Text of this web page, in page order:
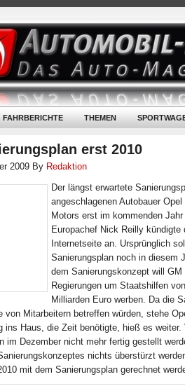
FAHRBERICHTE THEMEN
erst 2010
2009 By Redaktion
Der längst erwartete
angeschlagenen Autobauer Opel
Motors erst im kommenden
Europachef Nick Reilly kündigte
Internetseite an. Ursprünglich
Sanierungsplan noch in diesem
dem Sanierungskonzept will GM
Regierungen um Staatshilfen
Milliarden Euro werben. Da die
von Mitarbeitern betreffen würden, stehe
ins Haus, die Zeit benötigte, hieß es weiter.
im Dezember nicht mehr fertig gestellt
nichts überstürzt
mit dem Sanierungsplan gerechnet